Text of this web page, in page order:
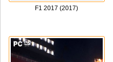
F1 2017 (2017)